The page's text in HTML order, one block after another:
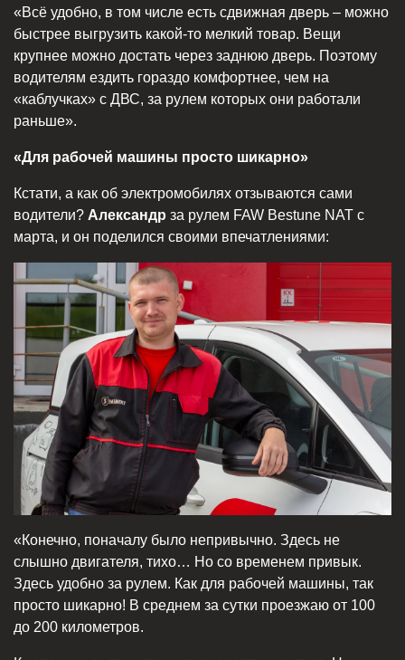
«Всё удобно, в том числе есть сдвижная дверь – можно
быстрее выгрузить какой-то мелкий товар. Вещи
крупнее можно достать через заднюю дверь. Поэтому
водителям ездить гораздо комфортнее, чем на
«каблучках» с ДВС, за рулем которых они работали
раньше».
«Для рабочей машины просто шикарно»
Кстати, а как об электромобилях отзываются сами
водители? Александр за рулем FAW Bestune NAT с
марта, и он поделился своими впечатлениями:
«Конечно, поначалу было непривычно. Здесь не
слышно двигателя, тихо… Но со временем привык.
Здесь удобно за рулем. Как для рабочей машины, так
просто шикарно! В среднем за сутки проезжаю от 100
до 200 километров.